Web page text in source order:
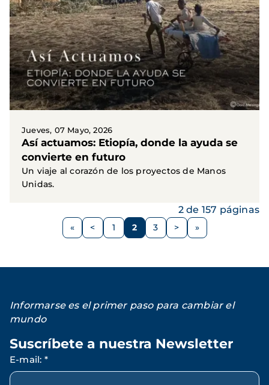
Jueves, 07 Mayo, 2026
Así actuamos: Etiopía, donde la ayuda se
convierte en futuro
Un viaje al corazón de los proyectos de Manos
Unidas.
Paginación
Página
< Página
1 Página
2 Página
3
Siguiente
>
2 de 157 páginas
Informarse es el primer paso para cambiar el
mundo
Suscríbete a nuestra Newsletter
E-mail: *